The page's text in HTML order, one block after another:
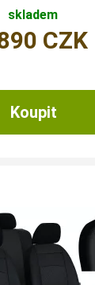
skladem
CZK